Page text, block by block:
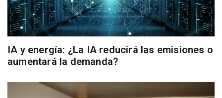
IA y energía: ¿La IA reducirá las emisiones o
aumentará la demanda?